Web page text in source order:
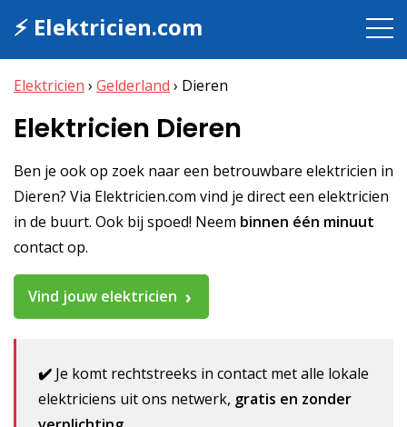
⚡ Elektricien.com
Elektricien › Gelderland › Dieren
Elektricien Dieren
Ben je ook op zoek naar een betrouwbare elektricien in
Dieren? Via Elektricien.com vind je direct een elektricien
in de buurt. Ook bij spoed! Neem binnen één minuut
contact op.
Vind jouw elektricien
✔️ Je komt rechtstreeks in contact met alle lokale
elektriciens uit ons netwerk, gratis en zonder